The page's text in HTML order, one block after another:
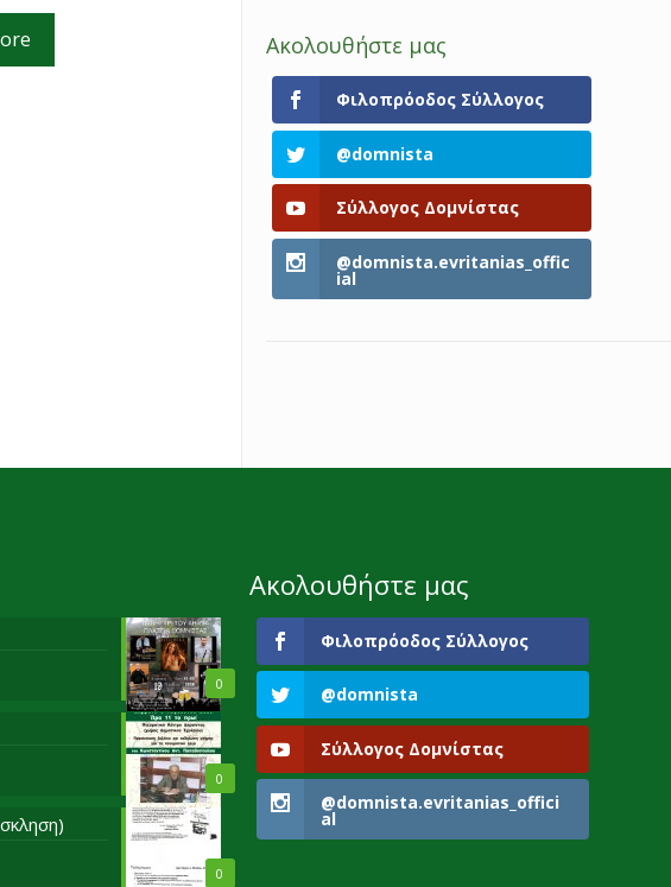
Ακολουθήστε μας
Φιλοπρόοδος Σύλλογος
@domnista
Σύλλογος Δομνίστας
@domnista.evritanias_offic
ial
0
0
0
Ακολουθήστε μας
Φιλοπρόοδος Σύλλογος
@domnista
Σύλλογος Δομνίστας
@domnista.evritanias_offici
al